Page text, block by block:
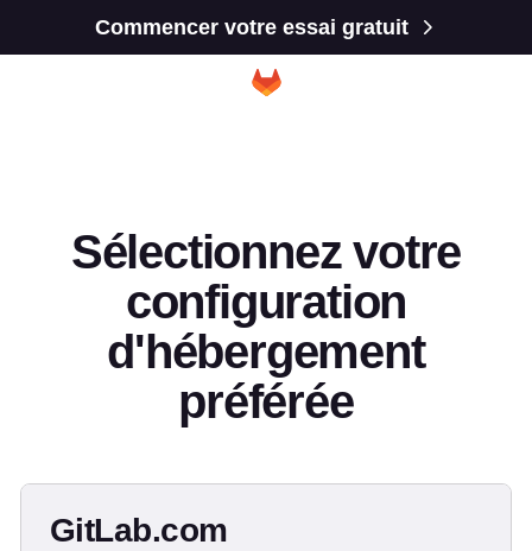
Commencer votre essai gratuit
Sélectionnez votre
configuration
d'hébergement
préférée
GitLab.com